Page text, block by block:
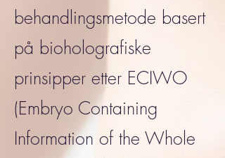
behandlingsmetode basert
på bioholografiske
prinsipper etter ECIWO
(Embryo Containing
Information of the Whole